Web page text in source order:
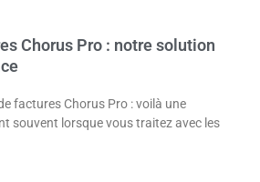
Chorus Pro : notre solution
factures Chorus Pro : voilà une
souvent lorsque vous traitez avec les